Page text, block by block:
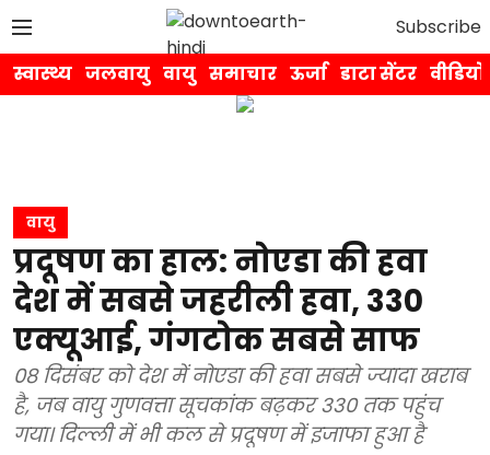
Subscribe
स्वास्थ्य जलवायु वायु समाचार ऊर्जा डाटा सेंटर वीडियो
वायु
प्रदूषण का हाल: नोएडा की हवा
देश में सबसे जहरीली हवा, 330
एक्यूआई, गंगटोक सबसे साफ
08 दिसंबर को देश में नोएडा की हवा सबसे ज्यादा खराब
है, जब वायु गुणवत्ता सूचकांक बढ़कर 330 तक पहुंच
गया। दिल्ली में भी कल से प्रदूषण में इजाफा हुआ है